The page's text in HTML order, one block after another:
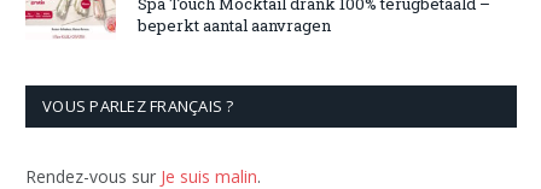
beperkt aantal aanvragen
VOUS PARLEZ FRANÇAIS ?
Rendez-vous sur Je suis malin.